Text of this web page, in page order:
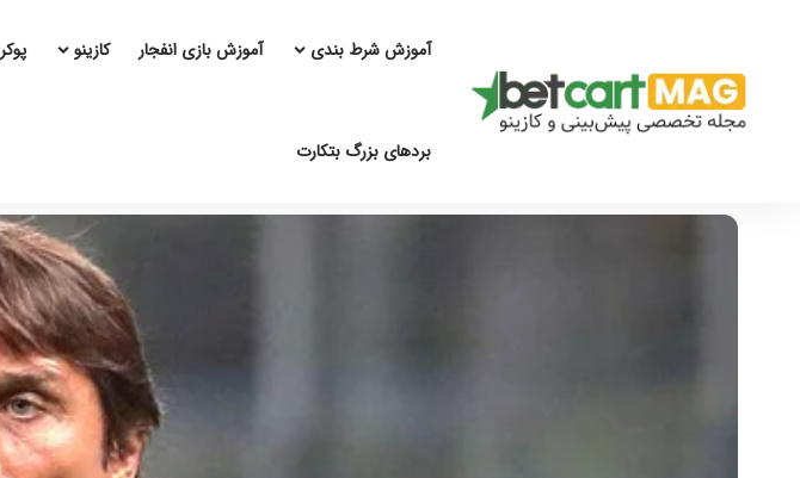
آموزش شرط بندی آموزش بازی انفجار کازینو پوکر
بردهای بزرگ بتکارت